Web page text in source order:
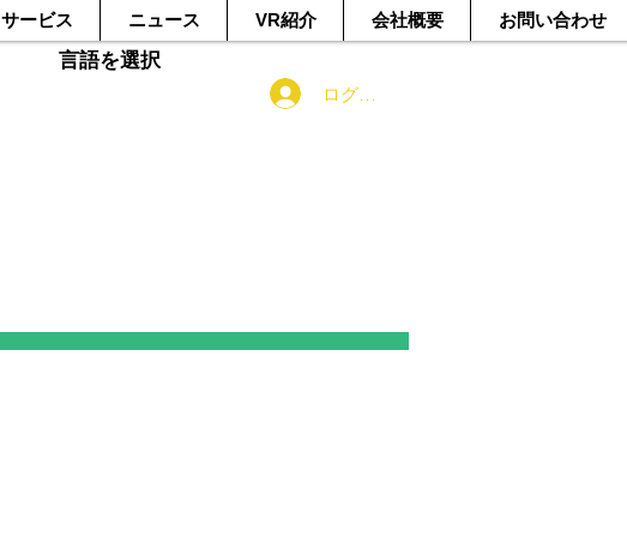
サービス ニュース VR紹介 会社概要 お問い合わせ
言語を選択
ログイン